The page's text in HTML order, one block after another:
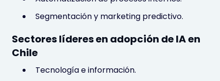
Segmentación y marketing predictivo.
Sectores líderes en adopción de IA en
Chile
Tecnología e información.